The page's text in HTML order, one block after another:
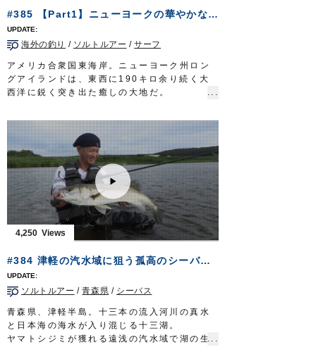
#385 【Part1】ニューヨークの華やかなるショアゲーム～ヒラメを求めてロングアイランドを行く～
海外の釣り / ソルトルアー /サーフ
アメリカ合衆国東海岸。ニューヨーク州ロン
グアイランドは、東西に190キロ余り続く大
西洋に鋭く突き出た癒しの大地だ。
され、釣りのターゲットとなる魚種も数多
い。
都会のオアシスでゲームに興じるのは堀田光
哉さん。ショアからのソルトルアーの醍醐味
を発信し続けてきた。
海鳥騒ぐロングアイランドのサーフから狙う
のは『フルーク』＝ヒラメ。
未だ見ぬ魚を求めて……文化の香り漂うサー
フに挑むショア・キャスティングゲーム。艶
やかで、華やかなる釣りが幕を開ける。
■タックル①
ロッド：サーフロッド MH 10ft4in
リール：4000番クラス XGスピニングリール
メインライン：PE 1号（8本ヨリ）
リーダー：フロロ 25lb
ルアー：メタルジグ 32g/シンキングペンシル
95mm ほか
4,250
#384 津軽の汽水域に狙う孤高のシーバス～技を尽くす本州北端のルアーゲーム～
ソルトルアー /青森県 / シーバス
青森県、津軽半島。十三本の流入河川の真水
と日本海の海水が入り混じる十三湖。
ヤマトシジミが獲れる遠浅の汽水域で湖の生